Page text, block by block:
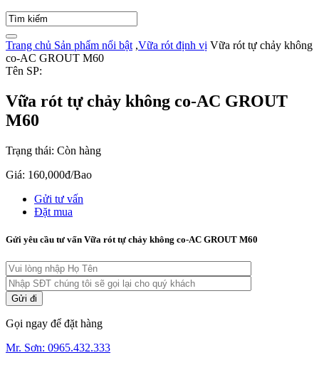
Trang chủ Sản phẩm nổi bật ,Vữa rót định vị Vữa rót tự chảy không
co-AC GROUT M60
Tên SP:
Vữa rót tự chảy không co-AC GROUT
M60
Trạng thái: Còn hàng
Giá: 160,000đ/Bao
Gửi tư vấn
Đặt mua
Gửi yêu cầu tư vấn Vữa rót tự chảy không co-AC GROUT M60
Gọi ngay để đặt hàng
Mr. Sơn: 0965.432.333